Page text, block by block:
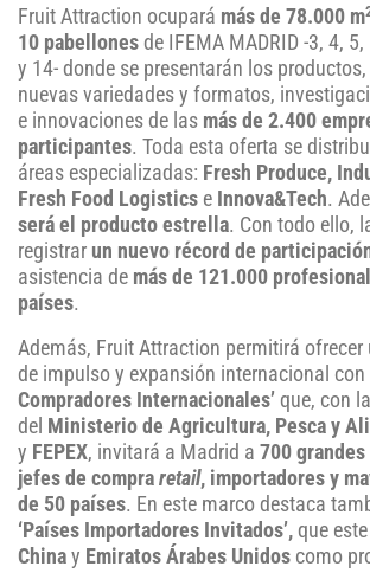
Fruit Attraction ocupará más de 78.000 m
10 pabellones de IFEMA MADRID -3, 4,
y 14- donde se presentarán los
nuevas variedades y formatos,
e innovaciones de las más de 2.400
participantes. Toda esta oferta se
áreas especializadas: Fresh Produce,
Fresh Food Logistics e Innova&Tech.
será el producto estrella. Con todo ello,
registrar un nuevo récord de
asistencia de más de 121.000
países.
Además, Fruit Attraction permitirá
de impulso y expansión internacional con
Compradores Internacionales’ que, con
del Ministerio de Agricultura, Pesca y
y FEPEX, invitará a Madrid a 700
jefes de compra retail, importadores y
de 50 países. En este marco destaca
‘Países Importadores Invitados’, que
China y Emiratos Árabes Unidos como